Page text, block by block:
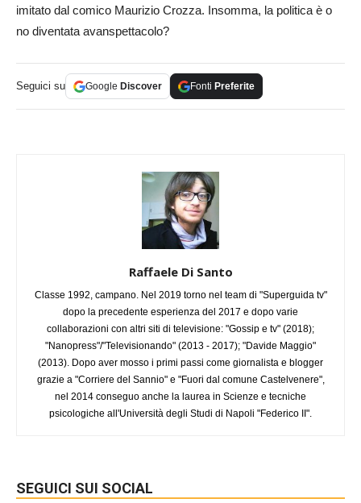
imitato dal comico Maurizio Crozza. Insomma, la politica è o
no diventata avanspettacolo?
Seguici su Google Discover Fonti Preferite
Raffaele Di Santo
Classe 1992, campano. Nel 2019 torno nel team di "Superguida tv"
dopo la precedente esperienza del 2017 e dopo varie
collaborazioni con altri siti di televisione: "Gossip e tv" (2018);
"Nanopress"/"Televisionando" (2013 - 2017); "Davide Maggio"
(2013). Dopo aver mosso i primi passi come giornalista e blogger
grazie a "Corriere del Sannio" e "Fuori dal comune Castelvenere",
nel 2014 conseguo anche la laurea in Scienze e tecniche
psicologiche all'Università degli Studi di Napoli "Federico II".
SEGUICI SUI SOCIAL